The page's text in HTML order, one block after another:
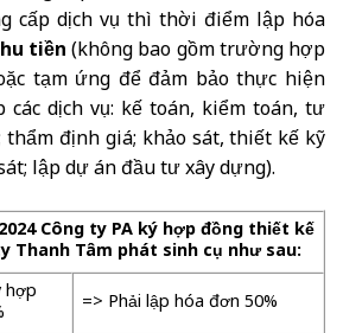
cấp dịch vụ thì thời điểm lập hóa
tiền(không bao gồm trường hợp
tạm ứng để đảm bảo thực hiện
các dịch vụ: kế toán, kiểm toán, tư
định giá; khảo sát, thiết kế kỹ
lập dự án đầu tư xây dựng).
Công ty PA ký hợp đồng thiết kế
Thanh Tâm phát sinh cụ như sau:
=> Phải lập hóa đơn 50%